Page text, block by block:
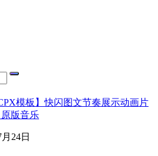
模板】快闪图文节奏展示动画片
原版音乐
24日